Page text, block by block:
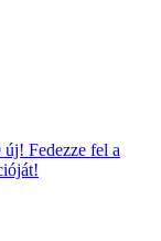
új! Fedezze fel a